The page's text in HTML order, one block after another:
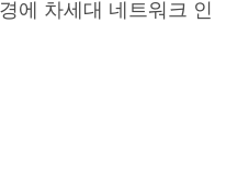
에 차세대 네트워크 인